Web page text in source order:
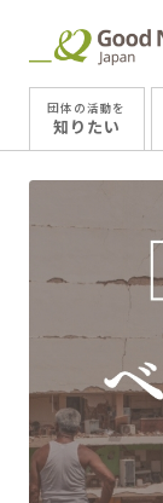
団体の活動を
知りたい